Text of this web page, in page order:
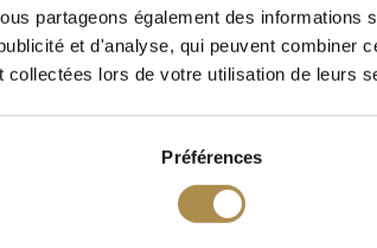
partageons également des informations
et d'analyse, qui peuvent combiner
lors de votre utilisation de leurs
Préférences